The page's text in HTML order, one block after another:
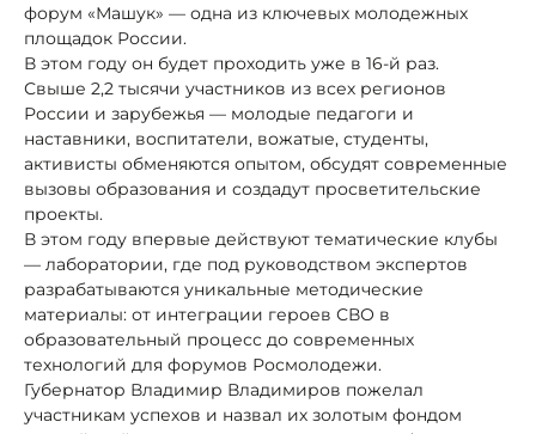
форум «Машук» — одна из ключевых молодежных
площадок России.
В этом году он будет проходить уже в 16-й раз.
Свыше 2,2 тысячи участников из всех регионов
России и зарубежья — молодые педагоги и
наставники, воспитатели, вожатые, студенты,
активисты обменяются опытом, обсудят современные
вызовы образования и создадут просветительские
проекты.
В этом году впервые действуют тематические клубы
— лаборатории, где под руководством экспертов
разрабатываются уникальные методические
материалы: от интеграции героев СВО в
образовательный процесс до современных
технологий для форумов Росмолодежи.
Губернатор Владимир Владимиров пожелал
участникам успехов и назвал их золотым фондом